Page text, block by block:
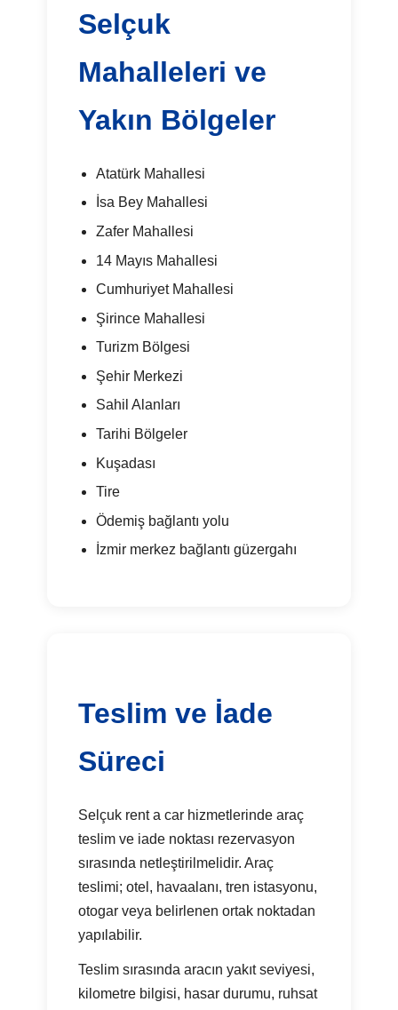
Selçuk
Mahalleleri ve
Yakın Bölgeler
Atatürk Mahallesi
İsa Bey Mahallesi
Zafer Mahallesi
14 Mayıs Mahallesi
Cumhuriyet Mahallesi
Şirince Mahallesi
Turizm Bölgesi
Şehir Merkezi
Sahil Alanları
Tarihi Bölgeler
Kuşadası
Tire
Ödemiş bağlantı yolu
İzmir merkez bağlantı güzergahı
Teslim ve İade
Süreci
Selçuk rent a car hizmetlerinde araç
teslim ve iade noktası rezervasyon
sırasında netleştirilmelidir. Araç
teslimi; otel, havaalanı, tren istasyonu,
otogar veya belirlenen ortak noktadan
yapılabilir.
Teslim sırasında aracın yakıt seviyesi,
kilometre bilgisi, hasar durumu, ruhsat